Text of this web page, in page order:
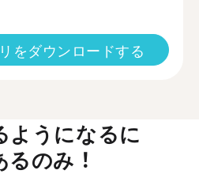
をダウンロードする
ようになるに
のみ！